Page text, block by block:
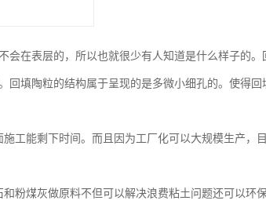
会在表层的，所以也就很少有人知道是什么样子的
填陶粒的结构属于呈现的是多微小细孔的。使得回
工能剩下时间。而且因为工厂化可以大规模生产，
粉煤灰做原料不但可以解决浪费粘土问题还可以环